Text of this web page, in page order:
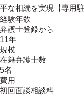
平な相続を実現【専用
経験年数
弁護士登録から
11年
規模
在籍弁護士数
5名
費用
初回面談相談料